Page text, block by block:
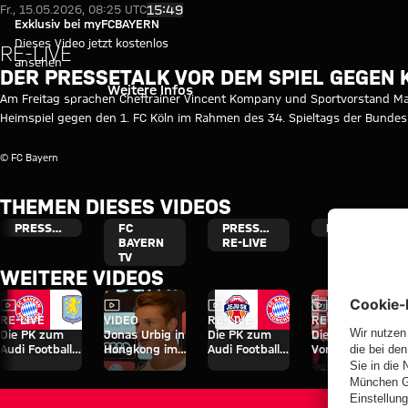
Video: Pressetalk vor FC Bayern
Video abspielen
Exklusiv bei myFCBAYERN
Dieses Video jetzt kostenlos
ansehen
Einloggen Weitere Infos
Fr., 15.05.2026, 08:25 UTC15:49
RE-LIVE
DER PRESSETALK VOR DEM SPIEL GEGEN
Am Freitag sprachen Cheftrainer Vincent Kompany und Sportvorstand
Heimspiel gegen den 1. FC Köln im Rahmen des 34. Spieltags der
© FC Bayern
THEMEN DIESES VIDEOS
PRESSETALK
FC
BAYERN
TV
PRESSETALK
RE-LIVE
WEITERE VIDEOS
Video
RE-LIVE
Die PK zum
Audi Football
Villa
Video
VIDEO
Jonas Urbig in
Hongkong im
Mediengespräch
Video
RE-LIVE
Die PK zum
Audi Football
Video
RE-LIVE
Die offizielle
Vorstellung
von Nathaniel